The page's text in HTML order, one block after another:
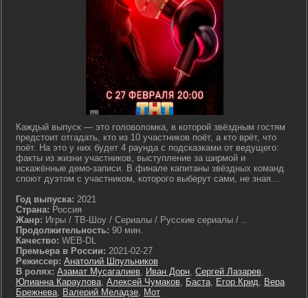
Каждый выпуск — это головоломка, в которой звёздным гостям
предстоит отгадать, кто из 10 участников поёт, а кто врёт, что
поёт. На это у них будет 4 раунда с подсказками от ведущего:
факты из жизни участников, выступление за ширмой и
искажённые демо-записи. В финале капитаны звёздных команд
споют дуэтом с участником, которого выберут сами, не зная...
Год выпуска: 2021
Страна: Россия
Жанр: Игры / ТВ-Шоу / Сериалы / Русские сериалы / ..
Продолжительность: 90 мин.
Качество: WEB-DL
Премьера в России: 2021-02-27
Режиссер: Анатолий Шпульников
В ролях: Азамат Мусагалиев, Иван Дорн, Сергей Лазарев,
Юлианна Караулова, Алексей Чумаков, Баста, Егор Крид, Вера
Брежнева, Валерий Меладзе, Мот